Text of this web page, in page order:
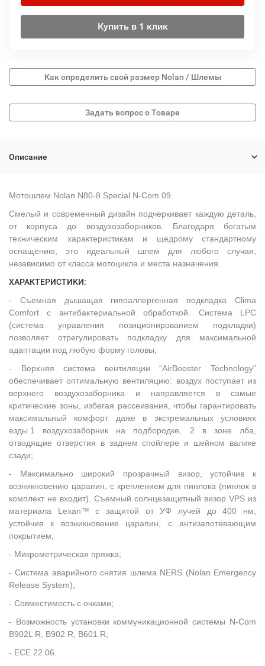
Купить в 1 клик
Как определить свой размер Nolan / Шлемы
Описание
Мотошлем Nolan N80-8 Special N-Com 09.
Смелый и современный дизайн подчеркивает каждую деталь,
от корпуса до воздухозаборников. Благодаря богатым
техническим характеристикам и щедрому стандартному
оснащению, это идеальный шлем для любого случая,
независимо от класса мотоцикла и места назначения.
ХАРАКТЕРИСТИКИ:
- Съемная дышащая гипоаллергенная подкладка Clima
Comfort с антибактериальной обработкой. Система LPC
(система управления позиционированием подкладки)
позволяет отрегулировать подкладку для максимальной
адаптации под любую форму головы;
- Верхняя система вентиляции “AirBooster Technology”
обеспечивает оптимальную вентиляцию: воздух поступает из
верхнего воздухозаборника и направляется в самые
критические зоны, избегая рассеивания, чтобы гарантировать
максимальный комфорт даже в экстремальных условиях
езды.1 воздухозаборник на подбородке, 2 в зоне лба,
отводящие отверстия в заднем спойлере и шейном валике
сзади;
- Максимально широкий прозрачный визор, устойчив к
возникновению царапин, с креплением для пинлока (пинлок в
комплект не входит). Съемный солнцезащитный визор VPS из
материала Lexan™ с защитой от УФ лучей до 400 нм,
устойчив к возникновение царапин, с антизапотевающим
покрытием;
- Микрометрическая пряжка;
- Система аварийного снятия шлема NERS (Nolan Emergency
Release System);
- Совместимость с очками;
- Возможность установки коммуникационной системы N-Com
B902L R, B902 R, B601 R;
- ECE 22.06.